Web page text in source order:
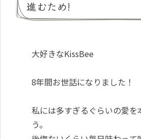
進むため!
大好きなKissBee
8年間お世話になりました！
私には多すぎるぐらいの愛を
う。